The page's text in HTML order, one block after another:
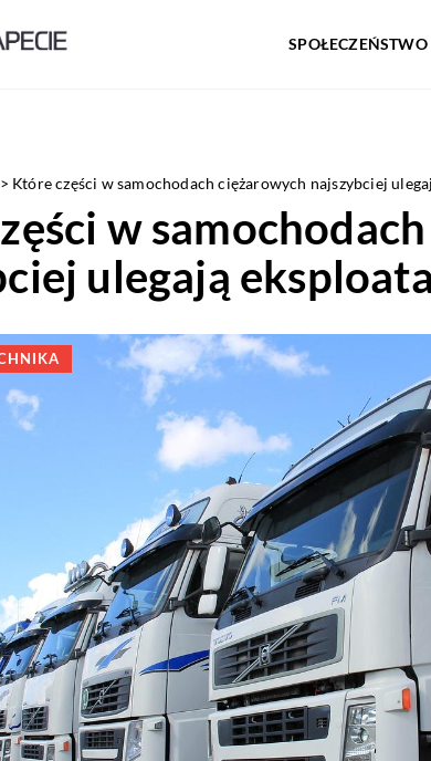
SPOŁECZEŃSTWO
> Które części w samochodach ciężarowych najszybciej
w
ulegają